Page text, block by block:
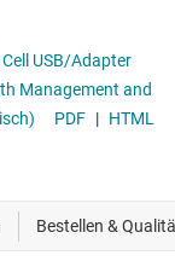
USB/Adapter
PDF | HTML